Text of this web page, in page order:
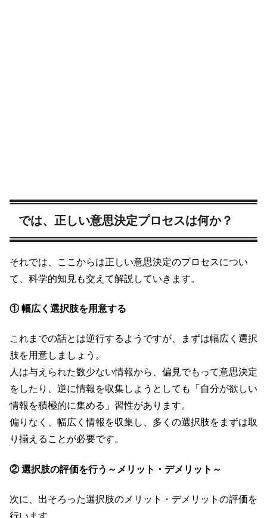
では、正しい意思決定プロセスは何か？
それでは、ここからは正しい意思決定のプロセスについ
て、科学的知見も交えて解説していきます。
① 幅広く選択肢を用意する
これまでの話とは逆行するようですが、まずは幅広く選択
肢を用意しましょう。
人は与えられた数少ない情報から、偏見でもって意思決定
をしたり、逆に情報を収集しようとしても「自分が欲しい
情報を積極的に集める」習性があります。
偏りなく、幅広く情報を収集し、多くの選択肢をまずは取
り揃えることが必要です。
② 選択肢の評価を行う～メリット・デメリット～
次に、出そろった選択肢のメリット・デメリットの評価を